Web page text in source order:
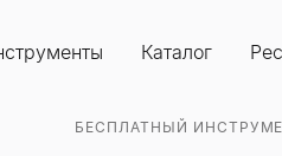
Каталог
БЕСПЛАТНЫЙ